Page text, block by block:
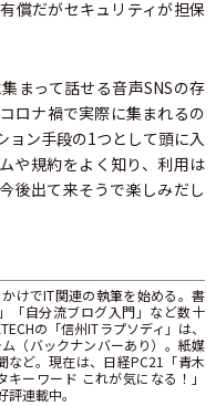
償だがセキュリティが担保
まって話せる音声SNSの存
ロナ禍で実際に集まれるの
ョン手段の1つとして頭に入
や規約をよく知り、利用は
後出て来そうで楽しみだし
けでIT関連の執筆を始める。書
「自分流ブログ入門」など数十
の「信州ITラプソディ」は、
（バックナンバーあり）。紙媒
など。現在は、日経PC21「青木
ーワード これが気になる！」
連載中。